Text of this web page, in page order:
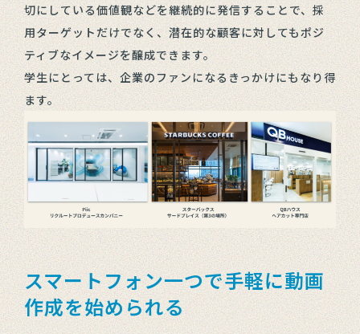
切にしている価値観などを継続的に発信することで、採
用ターゲットだけでなく、潜在的な顧客に対してもポジ
ティブなイメージを醸成できます。
学生にとっては、企業のファンになるきっかけにもなり得
ます。
スマートフォン一つで手軽に動画
作成を始められる